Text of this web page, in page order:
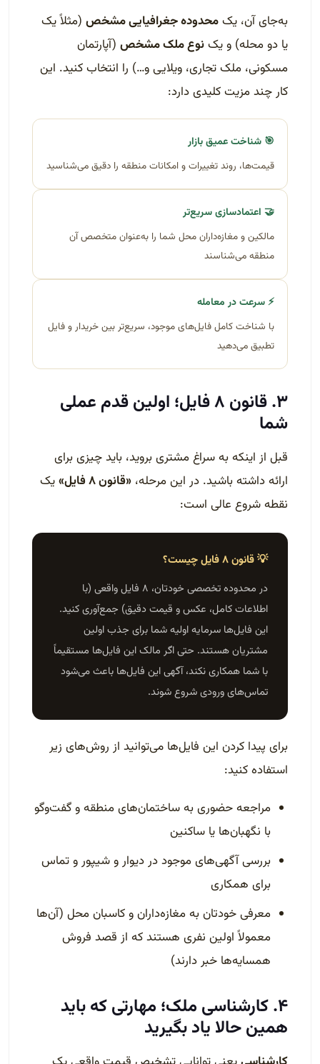
به‌جای آن، یکمحدوده جغرافیایی مشخص (مثلاً یک
یا دو محله) و یکنوع ملک مشخص (آپارتمان
مسکونی، ملک تجاری، ویلایی و…) را انتخاب کنید. این
کار چند مزیت کلیدی دارد:
🎯 شناخت عمیق بازار
قیمت‌ها، روند تغییرات و امکانات منطقه را دقیق می‌شناسید
🤝 اعتمادسازی سریع‌تر
مالکین و مغازه‌داران محل شما را به‌عنوان متخصص آن
منطقه می‌شناسند
⚡ سرعت در معامله
با شناخت کامل فایل‌های موجود، سریع‌تر بین خریدار و فایل
تطبیق می‌دهید
۳. قانون ۸ فایل؛ اولین قدم عملی
شما
قبل از اینکه به سراغ مشتری بروید، باید چیزی برای
ارائه داشته باشید. در این مرحله، «قانون ۸ فایل»
یک
نقطه شروع عالی است:
💡 قانون ۸ فایل چیست؟
در محدوده تخصصی خودتان، ۸ فایل واقعی (با
اطلاعات کامل، عکس و قیمت دقیق) جمع‌آوری کنید.
این فایل‌ها سرمایه اولیه شما برای جذب اولین
مشتریان هستند. حتی اگر مالک این فایل‌ها مستقیماً
با شما همکاری نکند، آگهی این فایل‌ها باعث می‌شود
تماس‌های ورودی شروع شوند.
برای پیدا کردن این فایل‌ها می‌توانید از روش‌های زیر
استفاده کنید:
مراجعه حضوری به ساختمان‌های منطقه و گفت‌وگو
با نگهبان‌ها یا ساکنین
بررسی آگهی‌های موجود در دیوار و شیپور و تماس
برای همکاری
معرفی خودتان به مغازه‌داران و کاسبان محل (آن‌ها
معمولاً اولین نفری هستند که از قصد فروش
همسایه‌ها خبر دارند)
۴. کارشناسی ملک؛ مهارتی که باید
همین حالا یاد بگیرید